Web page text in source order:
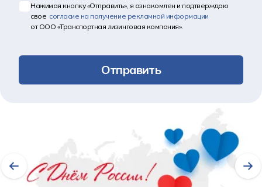
Нажимая кнопку «Отправить», я ознакомлен и подтверждаю
свое согласие на получение рекламной информации
от ООО «Транспортная лизинговая компания».
Отправить
Другие новости